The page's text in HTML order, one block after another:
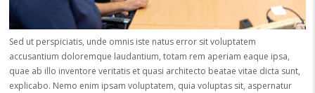
Sed ut perspiciatis, unde omnis iste natus error sit voluptatem
accusantium doloremque laudantium, totam rem aperiam eaque ipsa,
quae ab illo inventore veritatis et quasi architecto beatae vitae dicta sunt,
explicabo. Nemo enim ipsam voluptatem, quia voluptas sit, aspernatur